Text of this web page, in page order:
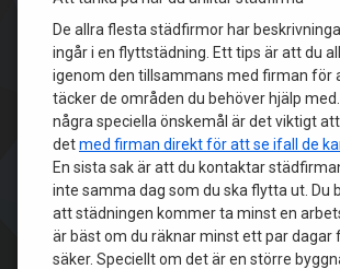
De allra flesta städfirmor har
ingår i en flyttstädning. Ett tips är att du
igenom den tillsammans med firman för
täcker de områden du behöver hjälp
några speciella önskemål är det viktigt
detmed firman direkt för att se ifall de
En sista sak är att du kontaktar
inte samma dag som du ska flytta ut. Du
att städningen kommer ta minst en
är bäst om du räknar minst ett par dagar
säker. Speciellt om det är en större